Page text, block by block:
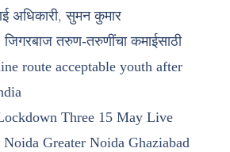
अधिकारी,सुमन कुमार
तरुण-तरुणींचा कमाईसाठी
route acceptable youth after
Three 15 May Live
Greater Noida Ghaziabad